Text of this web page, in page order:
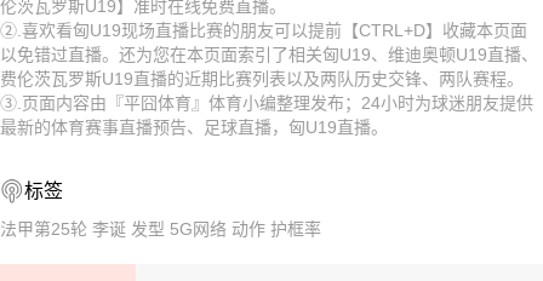
2026-08-15 【匈U19】 维迪奥顿U19VS费伦茨瓦罗斯U19
2026-08-15 【匈U19】 维迪奥顿U19VS费伦茨瓦罗斯U19
2026-08-15 【匈U19】 维迪奥顿U19VS费伦茨瓦罗斯U19
2026-08-15 【匈U19】 维迪奥顿U19VS费伦茨瓦罗斯U19
2026-08-15 【匈U19】 维迪奥顿U19VS费伦茨瓦罗斯U19
2026-08-15 【匈U19】 维迪奥顿U19VS费伦茨瓦罗斯U19
2026-08-15 【匈U19】 维迪奥顿U19VS费伦茨瓦罗斯U19
伦茨瓦罗斯U19】准时在线免费直播。
②.喜欢看匈U19现场直播比赛的朋友可以提前【CTRL+D】收藏本页面
以免错过直播。还为您在本页面索引了相关匈U19、维迪奥顿U19直播、
费伦茨瓦罗斯U19直播的近期比赛列表以及两队历史交锋、两队赛程。
③.页面内容由『平囧体育』体育小编整理发布；24小时为球迷朋友提供
最新的体育赛事直播预告、足球直播，匈U19直播。
标签
法甲第25轮 李诞 发型 5G网络 动作 护框率